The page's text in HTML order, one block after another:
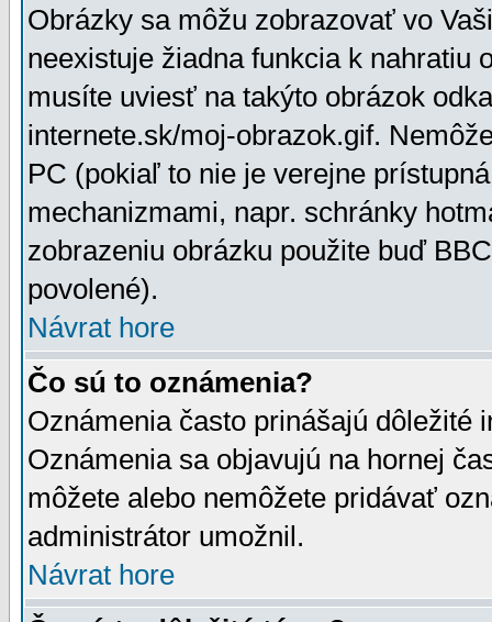
Obrázky sa môžu zobrazovať vo
neexistuje žiadna funkcia k nahratiu
musíte uviesť na takýto obrázok
internete.sk/moj-obrazok.gif.
PC (pokiaľ to nie je verejne
mechanizmami, napr. schránky
zobrazeniu obrázku použite buď
povolené).
Návrat hore
Čo sú to oznámenia?
Oznámenia často prinášajú dôležité
Oznámenia sa objavujú na hornej
môžete alebo nemôžete pridávať
administrátor umožnil.
Návrat hore